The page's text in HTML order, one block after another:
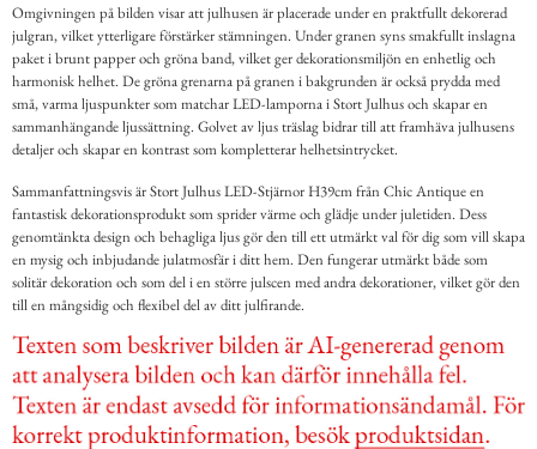
Omgivningen på bilden visar att julhusen är placerade under en praktfullt dekorerad
julgran, vilket ytterligare förstärker stämningen. Under granen syns smakfullt inslagna
paket i brunt papper och gröna band, vilket ger dekorationsmiljön en enhetlig och
harmonisk helhet. De gröna grenarna på granen i bakgrunden är också prydda med
små, varma ljuspunkter som matchar LED-lamporna i Stort Julhus och skapar en
sammanhängande ljussättning. Golvet av ljus träslag bidrar till att framhäva julhusens
detaljer och skapar en kontrast som kompletterar helhetsintrycket.
Sammanfattningsvis är Stort Julhus LED-Stjärnor H39cm från Chic Antique en
fantastisk dekorationsprodukt som sprider värme och glädje under juletiden. Dess
genomtänkta design och behagliga ljus gör den till ett utmärkt val för dig som vill skapa
en mysig och inbjudande julatmosfär i ditt hem. Den fungerar utmärkt både som
solitär dekoration och som del i en större julscen med andra dekorationer, vilket gör den
till en mångsidig och flexibel del av ditt julfirande.